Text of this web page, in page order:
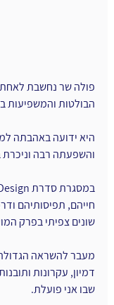
פולה שר נחשבת לאחת
הבולטות והמשפיעות
היא ידועה באהבתה
והשפעתה רבה וניכרת
חייהם, תפיסותיהם
שונים צפיתי בפרק
מעבר להשראה
דמיון, עקרונות
שבו אני פועלת.